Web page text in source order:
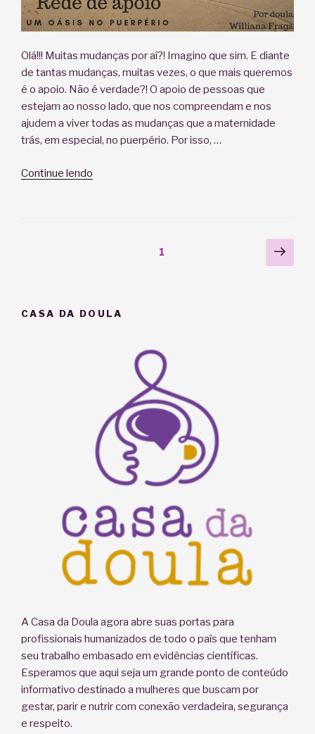
Olá!!! Muitas mudanças por aí?! Imagino que sim. E diante
de tantas mudanças, muitas vezes, o que mais queremos
é o apoio. Não é verdade?! O apoio de pessoas que
estejam ao nosso lado, que nos compreendam e nos
ajudem a viver todas as mudanças que a maternidade
trás, em especial, no puerpério. Por isso, …
Continue lendo
1
CASA DA DOULA
A Casa da Doula agora abre suas portas para
profissionais humanizados de todo o país que tenham
seu trabalho embasado em evidências científicas.
Esperamos que aqui seja um grande ponto de conteúdo
informativo destinado a mulheres que buscam por
gestar, parir e nutrir com conexão verdadeira, segurança
e respeito.